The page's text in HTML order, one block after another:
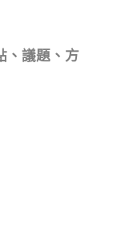
、議題、方